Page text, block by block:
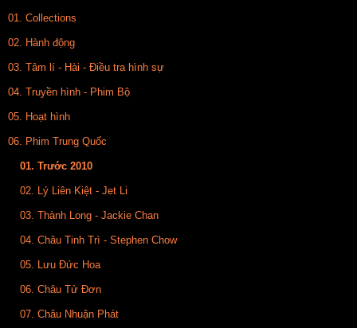
01. Collections
02. Hành động
03. Tâm lí - Hài - Điều tra hình sự
04. Truyền hình - Phim Bộ
05. Hoạt hình
06. Phim Trung Quốc
01. Trước 2010
02. Lý Liên Kiệt - Jet Li
03. Thành Long - Jackie Chan
04. Châu Tinh Trì - Stephen Chow
05. Lưu Đức Hoa
06. Châu Tử Đơn
07. Châu Nhuận Phát